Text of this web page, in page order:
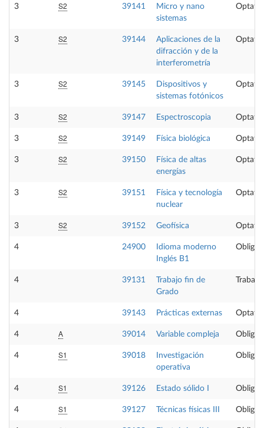
3 S2 39141
Micro y nano
sistemas
3 S2 39144
Aplicaciones de la
difracción y de la
interferometría
3 S2 39145
Dispositivos y
sistemas fotónicos
3 S2 39147 Espectroscopia
3 S2 39149 Física biológica
3 S2 39150
Física de altas
energías
3 S2 39151
Física y tecnología
nuclear
3 S2 39152 Geofísica
4 24900
Idioma moderno
Inglés B1
4 39131
Trabajo fin de
Grado
4 39143 Prácticas externas
4 A 39014 Variable compleja
4 S1 39018
Investigación
operativa
4 S1 39126 Estado sólido I
4 S1 39127 Técnicas físicas III